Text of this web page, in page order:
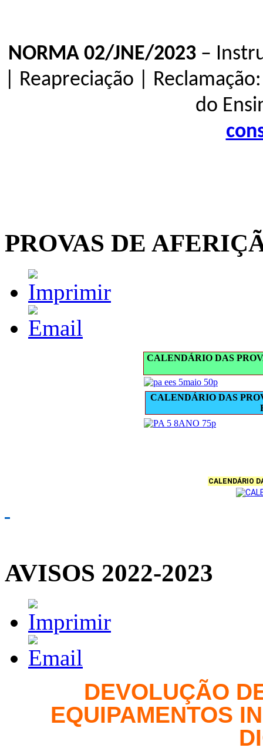
NORMA 02/JNE/2023–
| Reapreciação |
do
PROVAS DE
CALENDÁRIO DAS
CALENDÁRIO DAS
CALENDÁRIO
AVISOS 2022-2023
DEVOLUÇÃO
EQUIPAMENTOS